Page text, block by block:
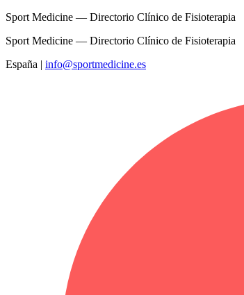
Sport Medicine — Directorio Clínico de Fisioterapia
Sport Medicine — Directorio Clínico de Fisioterapia
España | info@sportmedicine.es